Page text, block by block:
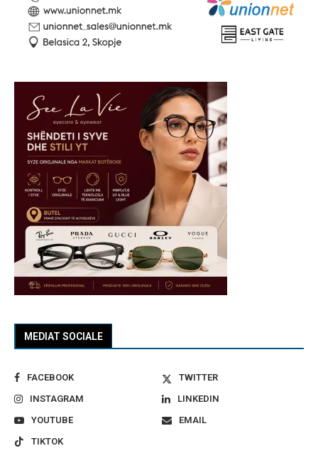
MEDIAT SOCIALE
FACEBOOK
TWITTER
INSTAGRAM
LINKEDIN
YOUTUBE
EMAIL
TIKTOK